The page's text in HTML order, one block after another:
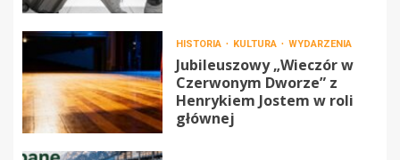
HISTORIA KULTURA WYDARZENIA
Jubileuszowy „Wieczór w
Czerwonym Dworze” z
Henrykiem Jostem w roli
głównej